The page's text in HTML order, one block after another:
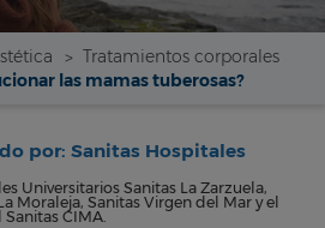
Tratamientos corporales
las mamas tuberosas?
por: Sanitas Hospitales
Universitarios Sanitas La Zarzuela,
Moraleja, Sanitas Virgen del Mar y el
CIMA.